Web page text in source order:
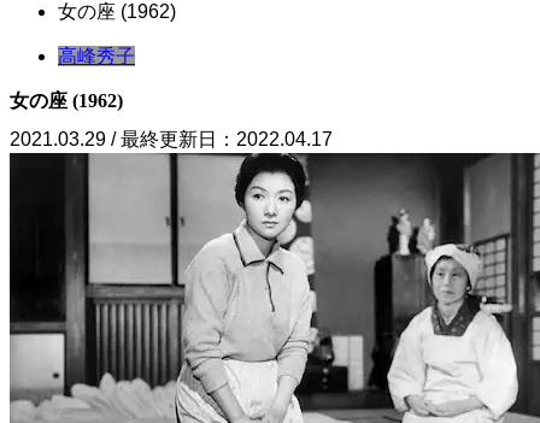
女の座 (1962)
高峰秀子
女の座 (1962)
2021.03.29 / 最終更新日：2022.04.17